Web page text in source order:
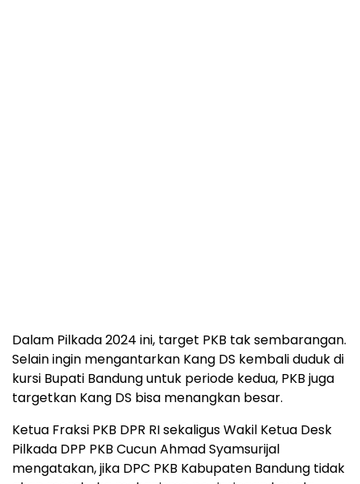
Dalam Pilkada 2024 ini, target PKB tak sembarangan.
Selain ingin mengantarkan Kang DS kembali duduk di
kursi Bupati Bandung untuk periode kedua, PKB juga
targetkan Kang DS bisa menangkan besar.
Ketua Fraksi PKB DPR RI sekaligus Wakil Ketua Desk
Pilkada DPP PKB Cucun Ahmad Syamsurijal
mengatakan, jika DPC PKB Kabupaten Bandung tidak